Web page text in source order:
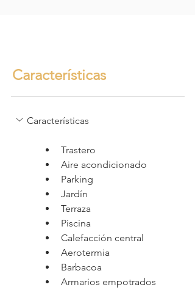
Características
Características
Trastero
Aire acondicionado
Parking
Jardín
Terraza
Piscina
Calefacción central
Aerotermia
Barbacoa
Armarios empotrados